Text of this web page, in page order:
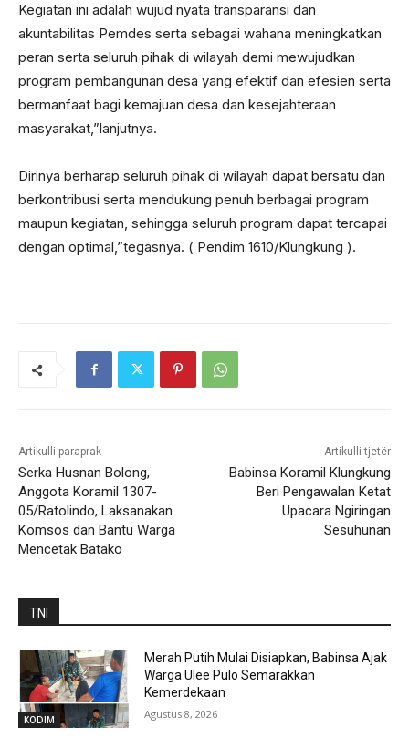
Kegiatan ini adalah wujud nyata transparansi dan
akuntabilitas Pemdes serta sebagai wahana meningkatkan
peran serta seluruh pihak di wilayah demi mewujudkan
program pembangunan desa yang efektif dan efesien serta
bermanfaat bagi kemajuan desa dan kesejahteraan
masyarakat,”lanjutnya.
Dirinya berharap seluruh pihak di wilayah dapat bersatu dan
berkontribusi serta mendukung penuh berbagai program
maupun kegiatan, sehingga seluruh program dapat tercapai
dengan optimal,”tegasnya. ( Pendim 1610/Klungkung ).
Artikulli paraprak
Serka Husnan Bolong,
Anggota Koramil 1307-
05/Ratolindo, Laksanakan
Komsos dan Bantu Warga
Mencetak Batako
Artikulli tjetër
Babinsa Koramil Klungkung
Beri Pengawalan Ketat
Upacara Ngiringan
Sesuhunan
TNI
KODIM
Merah Putih Mulai Disiapkan, Babinsa Ajak
Warga Ulee Pulo Semarakkan
Kemerdekaan
Agustus 8, 2026